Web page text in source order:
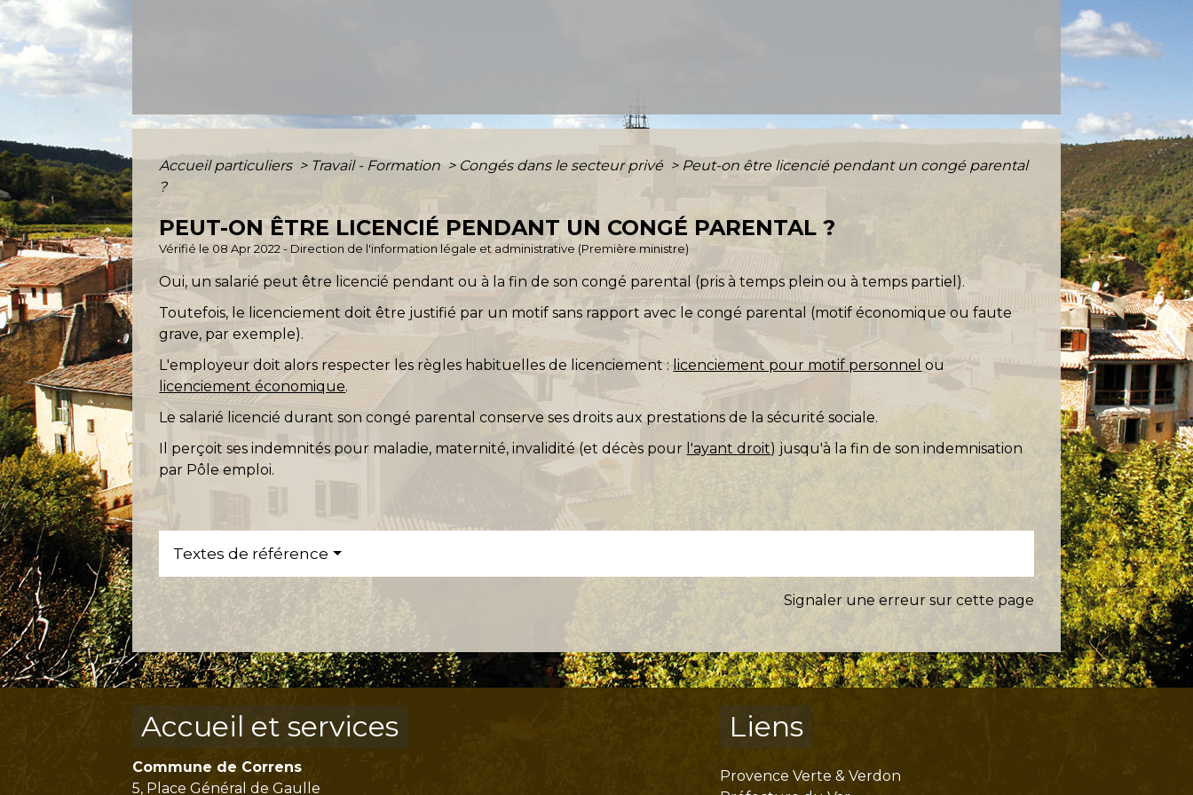
Accueil particuliers > Travail - Formation > Congés dans le secteur privé > Peut-on être licencié pendant un congé parental
?
PEUT-ON ÊTRE LICENCIÉ PENDANT UN CONGÉ PARENTAL ?
Vérifié le 08 Apr 2022 - Direction de l'information légale et administrative (Première ministre)
Oui, un salarié peut être licencié pendant ou à la fin de son congé parental (pris à temps plein ou à temps partiel).
Toutefois, le licenciement doit être justifié par un motif sans rapport avec le congé parental (motif économique ou faute
grave, par exemple).
L'employeur doit alors respecter les règles habituelles de licenciement : licenciement pour motif personnel ou
licenciement économique.
Le salarié licencié durant son congé parental conserve ses droits aux prestations de la sécurité sociale.
Il perçoit ses indemnités pour maladie, maternité, invalidité (et décès pour l'ayant droit) jusqu'à la fin de son indemnisation
par Pôle emploi.
Textes de référence
Signaler une erreur sur cette page
Accueil et services
Commune de Correns
5, Place Général de Gaulle
Liens
Provence Verte & Verdon